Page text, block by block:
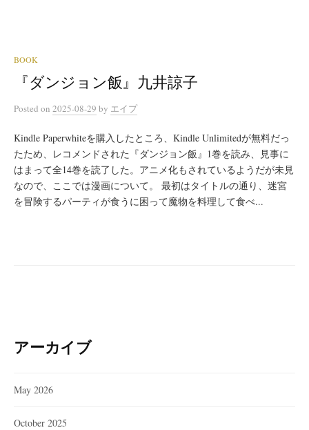
BOOK
『ダンジョン飯』九井諒子
Posted on 2025-08-29 by エイプ
Kindle Paperwhiteを購入したところ、Kindle Unlimitedが無料だっ
たため、レコメンドされた『ダンジョン飯』1巻を読み、見事に
はまって全14巻を読了した。アニメ化もされているようだが未見
なので、ここでは漫画について。 最初はタイトルの通り、迷宮
を冒険するパーティが食うに困って魔物を料理して食べ...
アーカイブ
May 2026
October 2025